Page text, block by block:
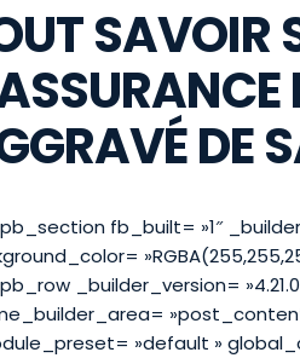
SAVOIR
DE
fb_built= »1″
_builder_version=
»default »